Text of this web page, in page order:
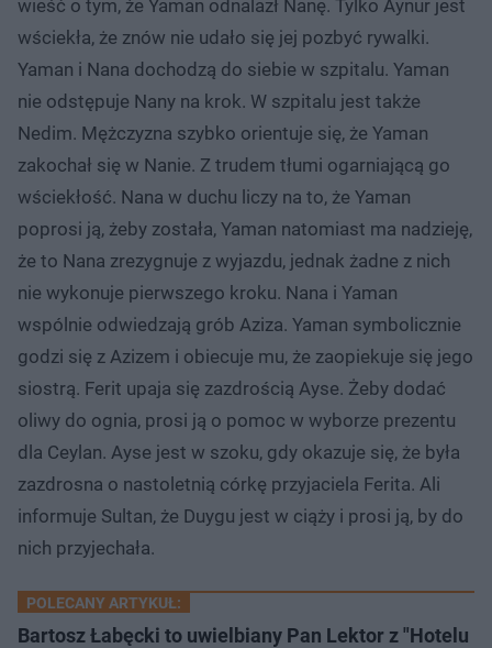
wieść o tym, że Yaman odnalazł Nanę. Tylko Aynur jest
wściekła, że znów nie udało się jej pozbyć rywalki.
Yaman i Nana dochodzą do siebie w szpitalu. Yaman
nie odstępuje Nany na krok. W szpitalu jest także
Nedim. Mężczyzna szybko orientuje się, że Yaman
zakochał się w Nanie. Z trudem tłumi ogarniającą go
wściekłość. Nana w duchu liczy na to, że Yaman
poprosi ją, żeby została, Yaman natomiast ma nadzieję,
że to Nana zrezygnuje z wyjazdu, jednak żadne z nich
nie wykonuje pierwszego kroku. Nana i Yaman
wspólnie odwiedzają grób Aziza. Yaman symbolicznie
godzi się z Azizem i obiecuje mu, że zaopiekuje się jego
siostrą. Ferit upaja się zazdrością Ayse. Żeby dodać
oliwy do ognia, prosi ją o pomoc w wyborze prezentu
dla Ceylan. Ayse jest w szoku, gdy okazuje się, że była
zazdrosna o nastoletnią córkę przyjaciela Ferita. Ali
informuje Sultan, że Duygu jest w ciąży i prosi ją, by do
nich przyjechała.
POLECANY ARTYKUŁ:
Bartosz Łabęcki to uwielbiany Pan Lektor z "Hotelu